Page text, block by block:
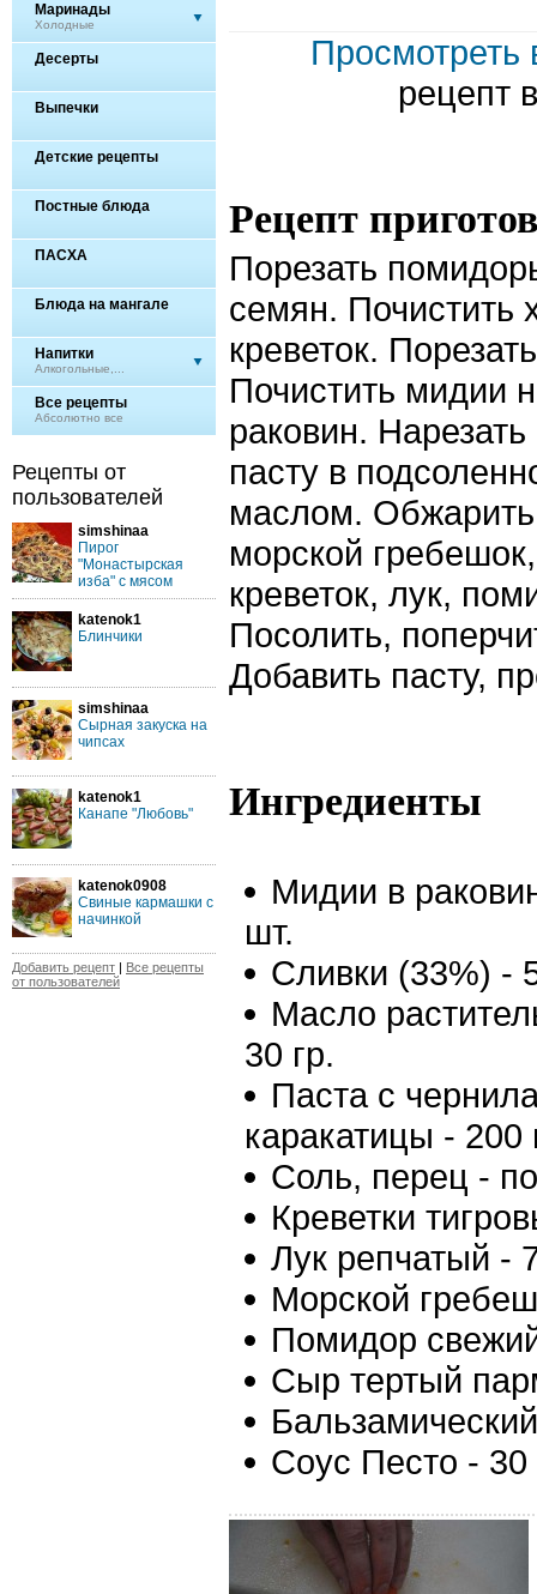
Маринады
Холодные
Десерты
Выпечки
Детские рецепты
Постные блюда
ПАСХА
Блюда на мангале
Напитки
Алкогольные,...
Все рецепты
Абсолютно все
Рецепты от
пользователей
simshinaa
Пирог
"Монастырская
изба" с мясом
katenok1
Блинчики
simshinaa
Сырная закуска на
чипсах
katenok1
Канапе "Любовь"
katenok0908
Свиные кармашки с
начинкой
Добавить рецепт | Все рецепты
от пользователей
Просмотреть
рецепт
Рецепт
Порезать
семян. Почистить
креветок.
Почистить мидии
раковин.
пасту в
маслом.
морской
креветок, лук,
Посолить,
Добавить пасту,
Ингредиенты
Мидии в
шт.
Сливки (33%) -
Масло
30 гр.
Паста с
каракатицы - 200
Соль, перец -
Креветки
Лук репчатый -
Морской
Помидор
Сыр тертый
Соус Песто - 30